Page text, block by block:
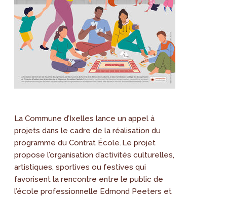
La Commune d’Ixelles lance un appel à
projets dans le cadre de la réalisation du
programme du Contrat École. Le projet
propose l’organisation d’activités culturelles,
artistiques, sportives ou festives qui
favorisent la rencontre entre le public de
l’école professionnelle Edmond Peeters et